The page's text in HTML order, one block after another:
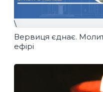
\
Вервиця єднає.
ефірі